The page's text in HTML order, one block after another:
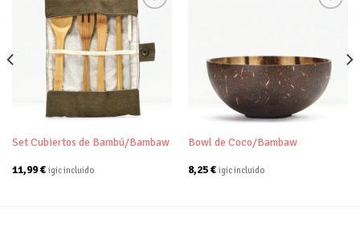
Añadir
a tu
lista de
deseos
Set Cubiertos de Bambú/Bambaw
11,99€ igic incluido
a tu
lista de
deseos
Bowl de Coco/Bambaw
8,25€ igic incluido